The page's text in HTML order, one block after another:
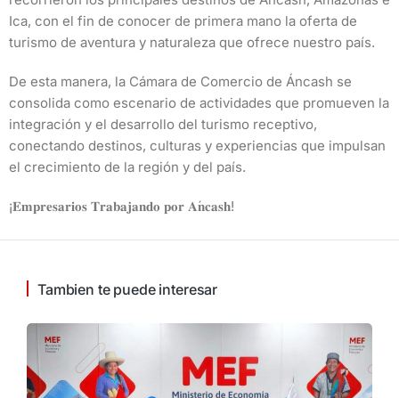
Ica, con el fin de conocer de primera mano la oferta de
turismo de aventura y naturaleza que ofrece nuestro país.
De esta manera, la Cámara de Comercio de Áncash se
consolida como escenario de actividades que promueven la
integración y el desarrollo del turismo receptivo,
conectando destinos, culturas y experiencias que impulsan
el crecimiento de la región y del país.
¡𝐄𝐦𝐩𝐫𝐞𝐬𝐚𝐫𝐢𝐨𝐬 𝐓𝐫𝐚𝐛𝐚𝐣𝐚𝐧𝐝𝐨 𝐩𝐨𝐫 𝐀𝐧𝐜𝐚𝐬𝐡!
Tambien te puede interesar